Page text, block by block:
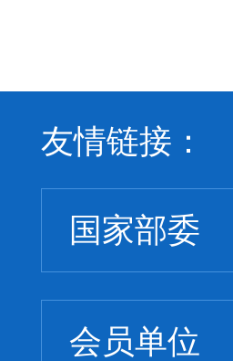
友情链接：
国家部委
会员单位